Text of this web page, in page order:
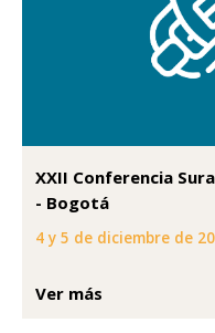
XXII Conferencia
- Bogotá
4 y 5 de diciembre de
Ver más